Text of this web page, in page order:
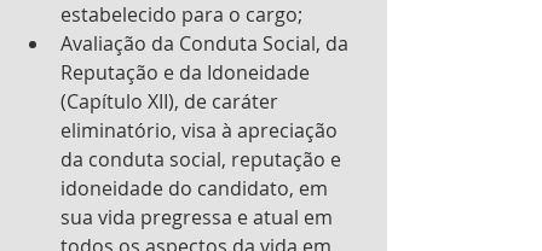
estabelecido para o cargo;
Avaliação da Conduta Social, da
Reputação e da Idoneidade
(Capítulo XII), de caráter
eliminatório, visa à apreciação
da conduta social, reputação e
idoneidade do candidato, em
sua vida pregressa e atual em